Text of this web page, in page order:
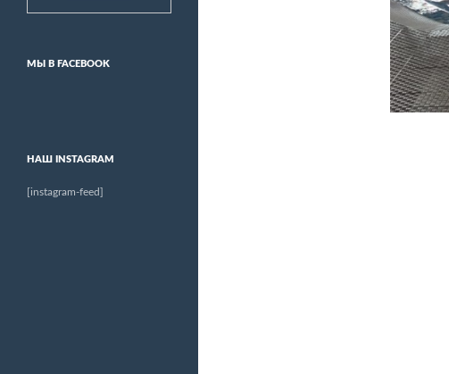
МЫ В FACEBOOK
НАШ INSTAGRAM
[instagram-feed]